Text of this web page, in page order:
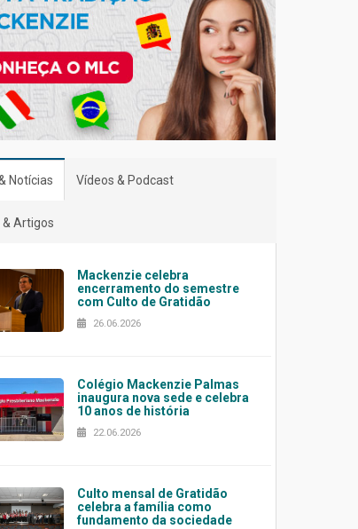
Notícias Vídeos & Podcast
& Artigos
Mackenzie celebra
encerramento do semestre
com Culto de Gratidão
26.06.2026
Colégio Mackenzie Palmas
inaugura nova sede e celebra
10 anos de história
22.06.2026
Culto mensal de Gratidão
celebra a família como
fundamento da sociedade